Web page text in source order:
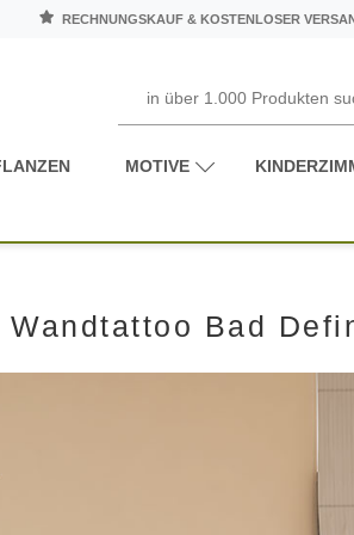
RECHNUNGSKAUF & KOSTENLOSER
MOTIVE
Wandtattoo Bad